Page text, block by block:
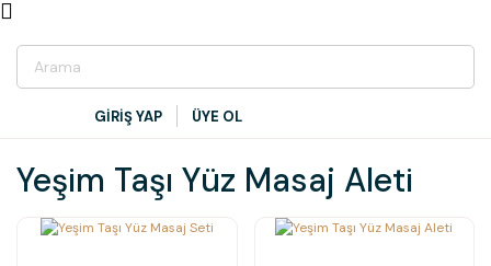
GİRİŞ YAP ÜYE OL
Yeşim Taşı Yüz Masaj Aleti